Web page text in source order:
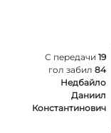
С передачи19
гол забил84
Недбайло
Даниил
Константинович